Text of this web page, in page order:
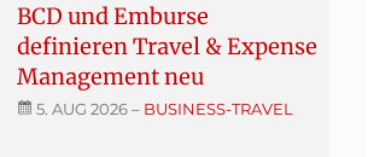
BCD und Emburse
definieren Travel & Expense
Management neu
5. AUG 2026– BUSINESS-TRAVEL